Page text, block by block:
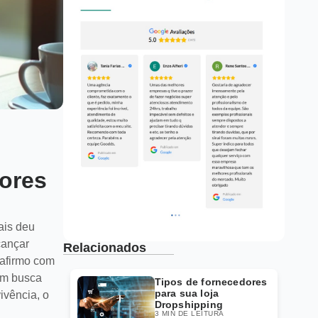
deu
com
busca
o
Relacionados
Tipos de fornecedores
para sua loja
Dropshipping
3 MIN DE LEITURA